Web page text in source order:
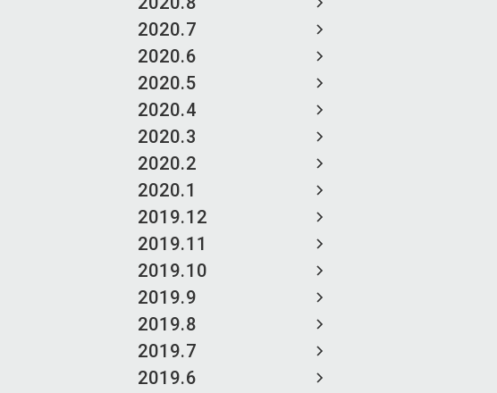
2020.7
2020.6
2020.5
2020.4
2020.3
2020.2
2020.1
2019.12
2019.11
2019.10
2019.9
2019.8
2019.7
2019.6